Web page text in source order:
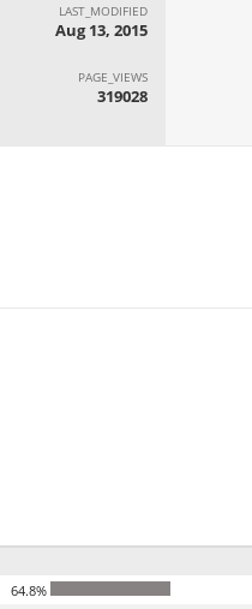
LAST_MODIFIED
Aug 13, 2015
PAGE_VIEWS
319028